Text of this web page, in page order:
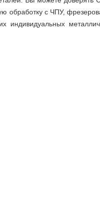
обработку с ЧПУ,